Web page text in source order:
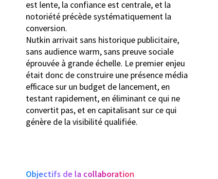
est lente, la confiance est centrale, et la
notoriété précède systématiquement la
conversion.
Nutkin arrivait sans historique publicitaire,
sans audience warm, sans preuve sociale
éprouvée à grande échelle. Le premier enjeu
était donc de construire une présence média
efficace sur un budget de lancement, en
testant rapidement, en éliminant ce qui ne
convertit pas, et en capitalisant sur ce qui
génère de la visibilité qualifiée.
Objectifs de la collaboration